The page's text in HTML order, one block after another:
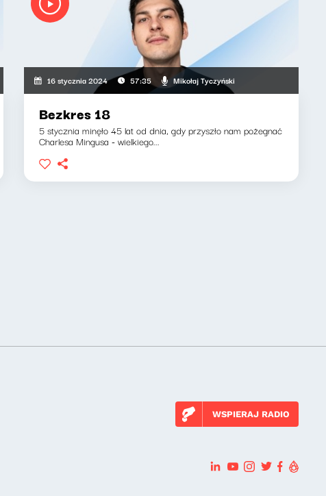
16 stycznia 2024 57:35 Mikołaj Tyczyński
Bezkres 18
5 stycznia minęło 45 lat od dnia, gdy przyszło nam pożegnać
Charlesa Mingusa - wielkiego...
WSPIERAJ RADIO